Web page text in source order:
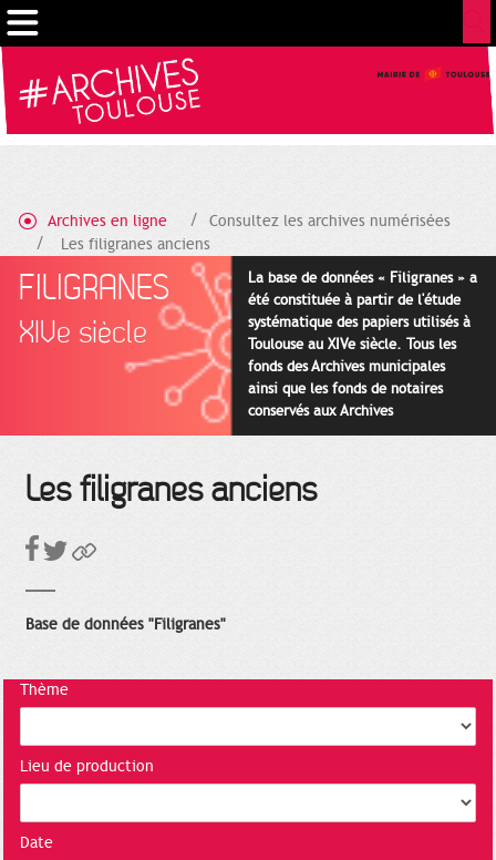
Archives en ligne
Consultez les archives numérisées
Les filigranes anciens
FILIGRANES
XIVe siècle
La base de données « Filigranes » a
été constituée à partir de l'étude
systématique des papiers utilisés à
Toulouse au XIVe siècle. Tous les
fonds des Archives municipales
ainsi que les fonds de notaires
conservés aux Archives
départementales pour cette
Les filigranes anciens
Base de données "Filigranes"
Thème
Lieu de production
Date
Cookies management panel